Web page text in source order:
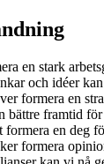
en stark
och idéer
formera en
bättre framtid för
formera en deg
formera